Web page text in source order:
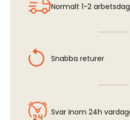
Normalt 1-2
Snabba returer
Svar inom 24h